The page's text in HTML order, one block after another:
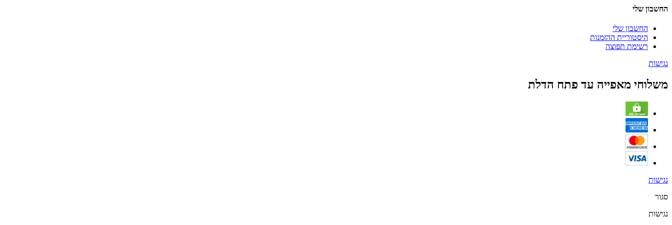
החשבון שלי
החשבון שלי
היסטוריית ההזמנות
רשימת תפוצה
נגישות
משלוחי מאפייה עד פתח הדלת
נגישות
סגור
נגישות